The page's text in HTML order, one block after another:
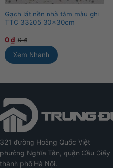
Gạch lát nền nhà tắm màu ghi
TTC 33205 30×30cm
0₫ 0₫
Xem Nhanh
321 đường Hoàng Quốc Việt
phường Nghĩa Tân, quận Cầu Giấy
thành phố Hà Nội.